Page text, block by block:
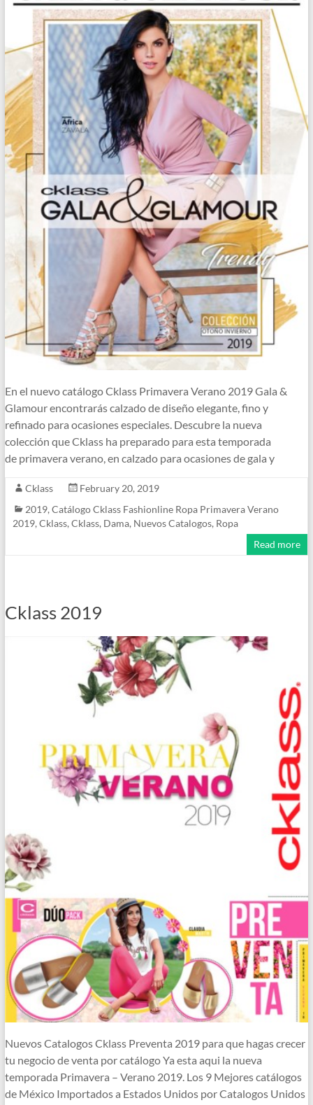
En el nuevo catálogo Cklass Primavera Verano 2019 Gala &
Glamour encontrarás calzado de diseño elegante, fino y
refinado para ocasiones especiales. Descubre la nueva
colección que Cklass ha preparado para esta temporada
de primavera verano, en calzado para ocasiones de gala y
Cklass
February 20, 2019
2019, Catálogo Cklass Fashionline Ropa Primavera Verano
2019, Cklass, Cklass, Dama, Nuevos Catalogos, Ropa
Read more
Cklass 2019
Nuevos Catalogos Cklass Preventa 2019 para que hagas crecer
tu negocio de venta por catálogo Ya esta aqui la nueva
temporada Primavera – Verano 2019. Los 9 Mejores catálogos
de México Importados a Estados Unidos por Catalogos Unidos